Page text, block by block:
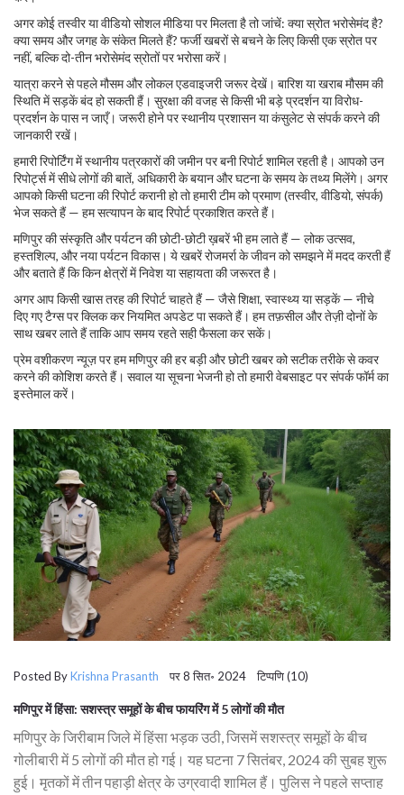
अगर कोई तस्वीर या वीडियो सोशल मीडिया पर मिलता है तो जांचें: क्या स्रोत भरोसेमंद है?
क्या समय और जगह के संकेत मिलते हैं? फर्जी खबरों से बचने के लिए किसी एक स्रोत पर
नहीं, बल्कि दो-तीन भरोसेमंद स्रोतों पर भरोसा करें।
यात्रा करने से पहले मौसम और लोकल एडवाइजरी जरूर देखें। बारिश या खराब मौसम की
स्थिति में सड़कें बंद हो सकती हैं। सुरक्षा की वजह से किसी भी बड़े प्रदर्शन या विरोध-
प्रदर्शन के पास न जाएँ। जरूरी होने पर स्थानीय प्रशासन या कंसुलेट से संपर्क करने की
जानकारी रखें।
हमारी रिपोर्टिंग में स्थानीय पत्रकारों की जमीन पर बनी रिपोर्ट शामिल रहती है। आपको उन
रिपोर्ट्स में सीधे लोगों की बातें, अधिकारी के बयान और घटना के समय के तथ्य मिलेंगे। अगर
आपको किसी घटना की रिपोर्ट करानी हो तो हमारी टीम को प्रमाण (तस्वीर, वीडियो, संपर्क)
भेज सकते हैं — हम सत्यापन के बाद रिपोर्ट प्रकाशित करते हैं।
मणिपुर की संस्कृति और पर्यटन की छोटी-छोटी ख़बरें भी हम लाते हैं — लोक उत्सव,
हस्तशिल्प, और नया पर्यटन विकास। ये खबरें रोजमर्रा के जीवन को समझने में मदद करती हैं
और बताते हैं कि किन क्षेत्रों में निवेश या सहायता की जरूरत है।
अगर आप किसी खास तरह की रिपोर्ट चाहते हैं — जैसे शिक्षा, स्वास्थ्य या सड़कें — नीचे
दिए गए टैग्स पर क्लिक कर नियमित अपडेट पा सकते हैं। हम तफ़सील और तेज़ी दोनों के
साथ खबर लाते हैं ताकि आप समय रहते सही फैसला कर सकें।
प्रेम वशीकरण न्यूज़ पर हम मणिपुर की हर बड़ी और छोटी खबर को सटीक तरीके से कवर
करने की कोशिश करते हैं। सवाल या सूचना भेजनी हो तो हमारी वेबसाइट पर संपर्क फॉर्म का
इस्तेमाल करें।
Posted ByKrishna Prasanth पर 8 सित॰ 2024 टिप्पणि (10)
मणिपुर में हिंसा: सशस्त्र समूहों के बीच फायरिंग में 5 लोगों की मौत
मणिपुर के जिरीबाम जिले में हिंसा भड़क उठी, जिसमें सशस्त्र समूहों के बीच
गोलीबारी में 5 लोगों की मौत हो गई। यह घटना 7 सितंबर, 2024 की सुबह शुरू
हुई। मृतकों में तीन पहाड़ी क्षेत्र के उग्रवादी शामिल हैं। पुलिस ने पहले सप्ताह